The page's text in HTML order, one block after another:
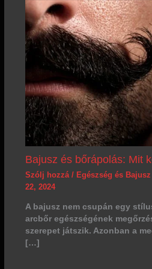
Bajusz és bőrápolás: Mit
Szólj hozzá / Egészség és Bajusz
22, 2024
A bajusz nem csupán egy
arcbőr egészségének
szerepet játszik. Azonban a
[…]